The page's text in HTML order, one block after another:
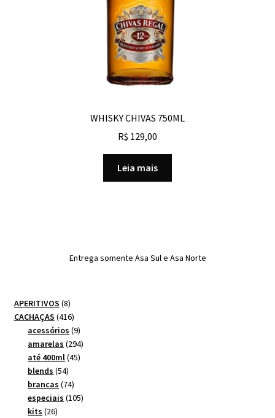
WHISKY CHIVAS 750ML
R$ 129,00
Leia mais
Entrega somente Asa Sul e Asa Norte
APERITIVOS 88
produtos
CACHAÇAS 416416
produtos
acessórios 99
produtos
amarelas 294294
até 400ml 4545
blends 5454
produtos
brancas 7474
produtos
especiais 105105
kits 2626